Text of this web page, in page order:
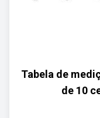
Tabela de
de 10